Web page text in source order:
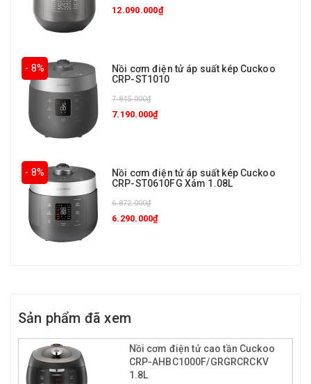
12.090.000₫
- 8%
Nồi cơm điện tử áp suất kép Cuckoo
CRP-ST1010
7.845.000₫
7.190.000₫
- 8%
Nồi cơm điện tử áp suất kép Cuckoo
CRP-ST0610FG Xám 1.08L
6.872.000₫
6.290.000₫
Sản phẩm đã xem
Nồi cơm điện tử cao tần Cuckoo
CRP-AHBC1000F/GRGRCRCKV
1.8L